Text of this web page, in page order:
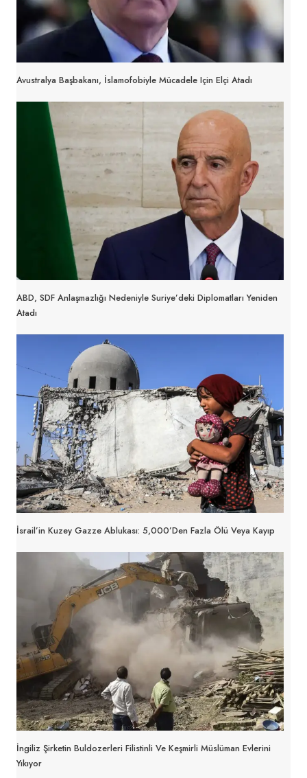
Avustralya Başbakanı, İslamofobiyle Mücadele Için Elçi Atadı
ABD, SDF Anlaşmazlığı Nedeniyle Suriye’deki Diplomatları Yeniden
Atadı
İsrail’in Kuzey Gazze Ablukası: 5,000’den Fazla Ölü Veya Kayıp
İngiliz Şirketin Buldozerleri Filistinli Ve Keşmirli Müslüman Evlerini
Yıkıyor